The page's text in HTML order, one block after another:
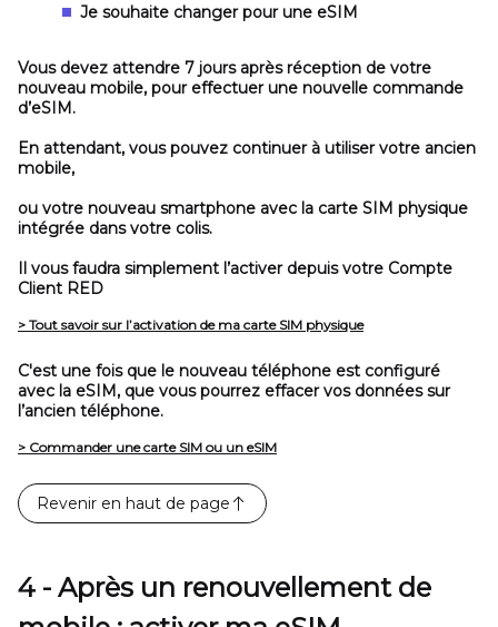
Je souhaite changer pour une eSIM
Vous devez attendre 7 jours après réception de votre
nouveau mobile, pour effectuer une nouvelle commande
d’eSIM.
En attendant, vous pouvez continuer à utiliser votre ancien
mobile,
ou votre nouveau smartphone avec la carte SIM physique
intégrée dans votre colis.
Il vous faudra simplement l’activer depuis votre Compte
Client RED
> Tout savoir sur l’activation de ma carte SIM physique
C'est une fois que le nouveau téléphone est configuré
avec la eSIM, que vous pourrez effacer vos données sur
l’ancien téléphone.
> Commander une carte SIM ou un eSIM
Revenir en haut de page
4 - Après un renouvellement de